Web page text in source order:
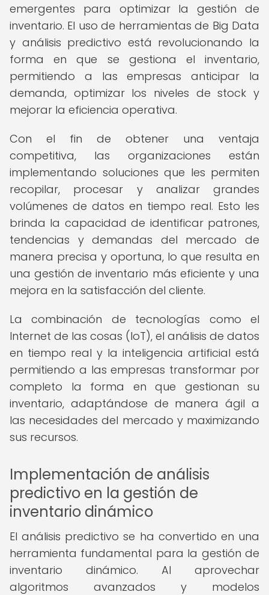
emergentes para optimizar la gestión de
inventario. El uso de herramientas de Big Data
y análisis predictivo está revolucionando la
forma en que se gestiona el inventario,
permitiendo a las empresas anticipar la
demanda, optimizar los niveles de stock y
mejorar la eficiencia operativa.
Con el fin de obtener una ventaja
competitiva, las organizaciones están
implementando soluciones que les permiten
recopilar, procesar y analizar grandes
volúmenes de datos en tiempo real. Esto les
brinda la capacidad de identificar patrones,
tendencias y demandas del mercado de
manera precisa y oportuna, lo que resulta en
una gestión de inventario más eficiente y una
mejora en la satisfacción del cliente.
La combinación de tecnologías como el
Internet de las cosas (IoT), el análisis de datos
en tiempo real y la inteligencia artificial está
permitiendo a las empresas transformar por
completo la forma en que gestionan su
inventario, adaptándose de manera ágil a
las necesidades del mercado y maximizando
sus recursos.
Implementación de análisis
predictivo en la gestión de
inventario dinámico
El análisis predictivo se ha convertido en una
herramienta fundamental para la gestión de
inventario dinámico. Al aprovechar
algoritmos avanzados y modelos